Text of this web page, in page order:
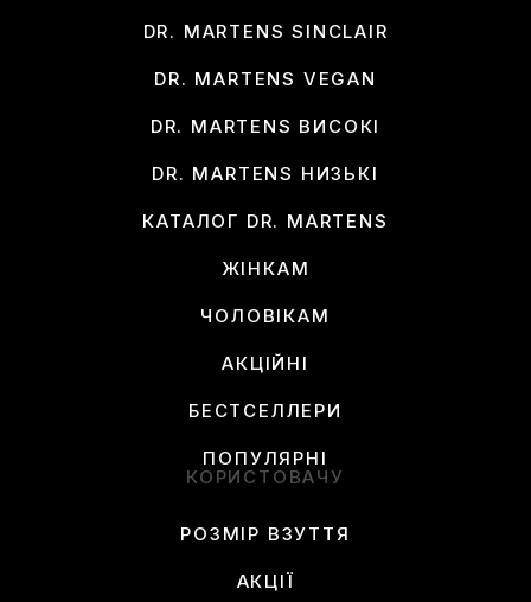
DR. MARTENS SINCLAIR
DR. MARTENS VEGAN
DR. MARTENS ВИСОКІ
DR. MARTENS НИЗЬКІ
КАТАЛОГ DR. MARTENS
ЖІНКАМ
ЧОЛОВІКАМ
АКЦІЙНІ
БЕСТСЕЛЛЕРИ
ПОПУЛЯРНІ
КОРИСТОВАЧУ
РОЗМІР ВЗУТТЯ
АКЦІЇ